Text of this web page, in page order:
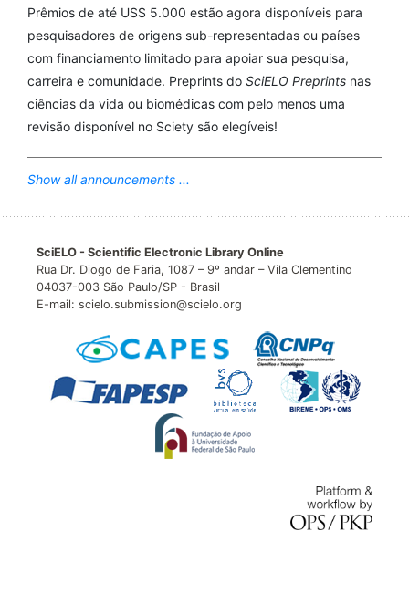
Prêmios de até US$ 5.000 estão agora disponíveis para
pesquisadores de origens sub-representadas ou países
com financiamento limitado para apoiar sua pesquisa,
carreira e comunidade. Preprints do SciELO Preprints nas
ciências da vida ou biomédicas com pelo menos uma
revisão disponível no Sciety são elegíveis!
Show all announcements ...
SciELO - Scientific Electronic Library Online
Rua Dr. Diogo de Faria, 1087 – 9º andar – Vila Clementino
04037-003 São Paulo/SP - Brasil
E-mail: scielo.submission@scielo.org